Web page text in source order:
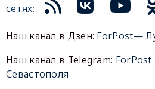
сетях:
Наш канал в Дзен: ForPost—
Наш канал в Telegram:
Севастополя